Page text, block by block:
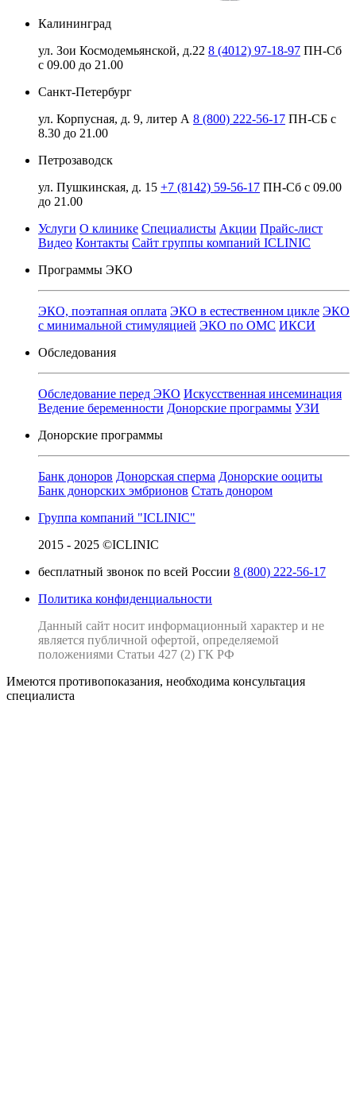
Калининград
ул. Зои Космодемьянской, д.22 8 (4012) 97-18-97 ПН-Сб
с 09.00 до 21.00
Санкт-Петербург
ул. Корпусная, д. 9, литер А 8 (800) 222-56-17 ПН-СБ с
8.30 до 21.00
Петрозаводск
ул. Пушкинская, д. 15 +7 (8142) 59-56-17 ПН-Сб с 09.00
до 21.00
Услуги О клинике Специалисты Акции Прайс-лист
Видео Контакты Сайт группы компаний ICLINIC
Программы ЭКО
ЭКО, поэтапная оплата ЭКО в естественном цикле ЭКО
с минимальной стимуляцией ЭКО по ОМС ИКСИ
Обследования
Обследование перед ЭКО Искусственная инсеминация
Ведение беременности Донорские программы УЗИ
Донорские программы
Банк доноров Донорская сперма Донорские ооциты
Банк донорских эмбрионов Стать донором
Группа компаний "ICLINIC"
2015 - 2025 ©ICLINIC
бесплатный звонок по всей России 8 (800) 222-56-17
Политика конфиденциальности
Данный сайт носит информационный характер и не
является публичной офертой, определяемой
положениями Статьи 427 (2) ГК РФ
Имеются противопоказания, необходима консультация
специалиста